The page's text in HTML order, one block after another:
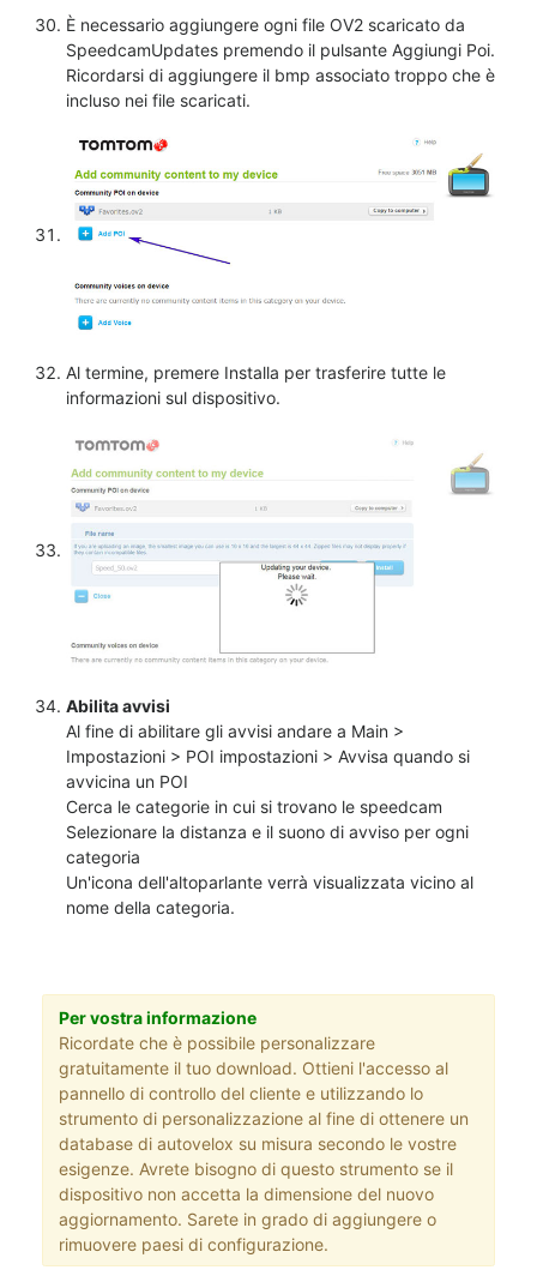
È necessario aggiungere ogni file OV2 scaricato da
SpeedcamUpdates premendo il pulsante Aggiungi Poi.
Ricordarsi di aggiungere il bmp associato troppo che è
incluso nei file scaricati.
Al termine, premere Installa per trasferire tutte le
informazioni sul dispositivo.
Abilita avvisi
Al fine di abilitare gli avvisi andare a Main >
Impostazioni > POI impostazioni > Avvisa quando si
avvicina un POI
Cerca le categorie in cui si trovano le speedcam
Selezionare la distanza e il suono di avviso per ogni
categoria
Un'icona dell'altoparlante verrà visualizzata vicino al
nome della categoria.
Per vostra informazione
Ricordate che è possibile personalizzare
gratuitamente il tuo download. Ottieni l'accesso al
pannello di controllo del cliente e utilizzando lo
strumento di personalizzazione al fine di ottenere un
database di autovelox su misura secondo le vostre
esigenze. Avrete bisogno di questo strumento se il
dispositivo non accetta la dimensione del nuovo
aggiornamento. Sarete in grado di aggiungere o
rimuovere paesi di configurazione.